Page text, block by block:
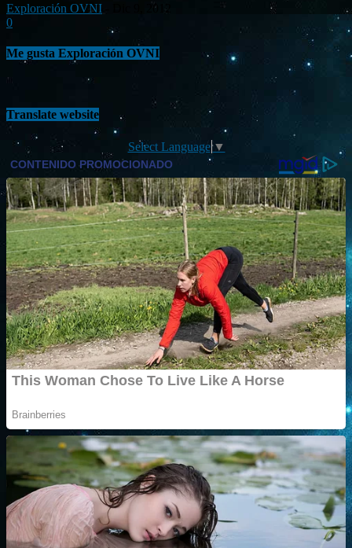
Exploración OVNI
Dic 9, 2012
0
Me gusta Exploración OVNI
Translate website
Select Language▼